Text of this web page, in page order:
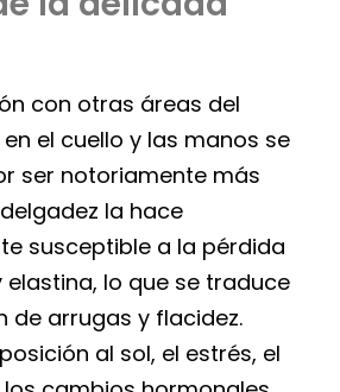
con otras áreas del
el cuello y las manos se
ser notoriamente más
la hace
susceptible a la pérdida
lo que se traduce
de arrugas y flacidez.
al sol, el estrés, el